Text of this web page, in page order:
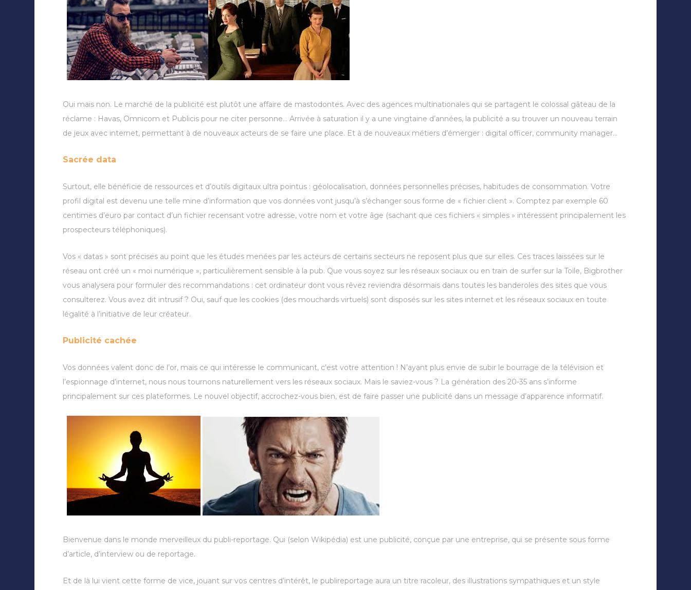
Oui mais non. Le marché de la publicité est plutôt une affaire de mastodontes. Avec des agences multinationales qui se partagent le colossal gâteau de la
réclame : Havas, Omnicom et Publicis pour ne citer personne… Arrivée à saturation il y a une vingtaine d’années, la publicité a su trouver un nouveau terrain
de jeux avec internet, permettant à de nouveaux acteurs de se faire une place. Et à de nouveaux métiers d’émerger : digital officer, community manager…
Sacrée data
Surtout, elle bénéficie de ressources et d’outils digitaux ultra pointus : géolocalisation, données personnelles précises, habitudes de consommation. Votre
profil digital est devenu une telle mine d’information que vos données vont jusqu’à s’échanger sous forme de « fichier client ». Comptez par exemple 60
centimes d’euro par contact d’un fichier recensant votre adresse, votre nom et votre âge (sachant que ces fichiers « simples » intéressent principalement les
prospecteurs téléphoniques).
Vos « datas » sont précises au point que les études menées par les acteurs de certains secteurs ne reposent plus que sur elles. Ces traces laissées sur le
réseau ont créé un « moi numérique », particulièrement sensible à la pub. Que vous soyez sur les réseaux sociaux ou en train de surfer sur la Toile, Bigbrother
vous analysera pour formuler des recommandations : cet ordinateur dont vous rêvez reviendra désormais dans toutes les banderoles des sites que vous
consulterez. Vous avez dit intrusif ? Oui, sauf que les cookies (des mouchards virtuels) sont disposés sur les sites internet et les réseaux sociaux en toute
légalité à l’initiative de leur créateur.
Publicité cachée
Vos données valent donc de l’or, mais ce qui intéresse le communicant, c’est votre attention ! N’ayant plus envie de subir le bourrage de la télévision et
l’espionnage d’internet, nous nous tournons naturellement vers les réseaux sociaux. Mais le saviez-vous ? La génération des 20-35 ans s’informe
principalement sur ces plateformes. Le nouvel objectif, accrochez-vous bien, est de faire passer une publicité dans un message d’apparence informatif.
Bienvenue dans le monde merveilleux du publi-reportage. Qui (selon Wikipédia) est une publicité, conçue par une entreprise, qui se présente sous forme
d’article, d’interview ou de reportage.
Et de là lui vient cette forme de vice, jouant sur vos centres d’intérêt, le publireportage aura un titre racoleur, des illustrations sympathiques et un style